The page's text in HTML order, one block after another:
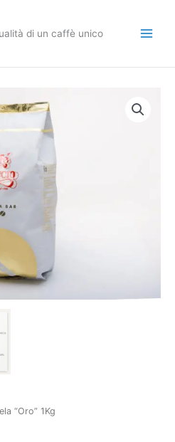
di un caffè unico
“Oro” 1Kg